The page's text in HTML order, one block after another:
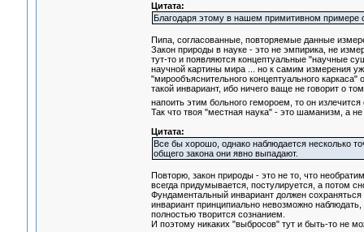
Цитата:
Благодаря этому в нашем примитивном примере
Пипа, согласованные, повторяемые данные
Закон природы в науке - это не эмпирика, не
тут-то и появляются концептуальные "научные
научной картины мира ... но к самим измерения
"мирообъяснительного концептуального
такой инвариант, ибо ничего ваще не говорит о
напоить этим больного гемороем, то он
Так что твоя "местная наука" - это шаманизм, а не
Цитата:
Все бы хорошо, однако наблюдается несколько
общего закона они явно выпадают.
Повторю, закон природы - это не то, что
всегда придумывается, постулируется, а потом
Фундаментальный инвариант должен
инвариант принципиально невозможно
полностью творится сознанием.
И поэтому никаких "выбросов" тут и быть-то не